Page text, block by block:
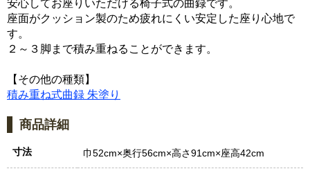
安心してお座りいただける椅子式の曲録です。
座面がクッション製のため疲れにくい安定した座り心地で
す。
２～３脚まで積み重ねることができます。
【その他の種類】
積み重ね式曲録 朱塗り
商品詳細
寸法 巾52cm×奥行56cm×高さ91cm×座高42cm